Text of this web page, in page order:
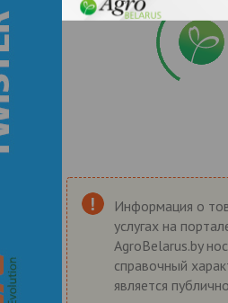
Информация о
услугах на
AgroBelarus.by
справочный
является